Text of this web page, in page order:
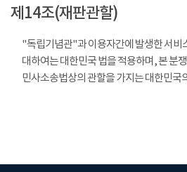
제14조(재판관할)
"독립기념관"과 이용자간에 발생한 서비
대하여는 대한민국 법을 적용하며, 본 분
민사소송법상의 관할을 가지는 대한민국